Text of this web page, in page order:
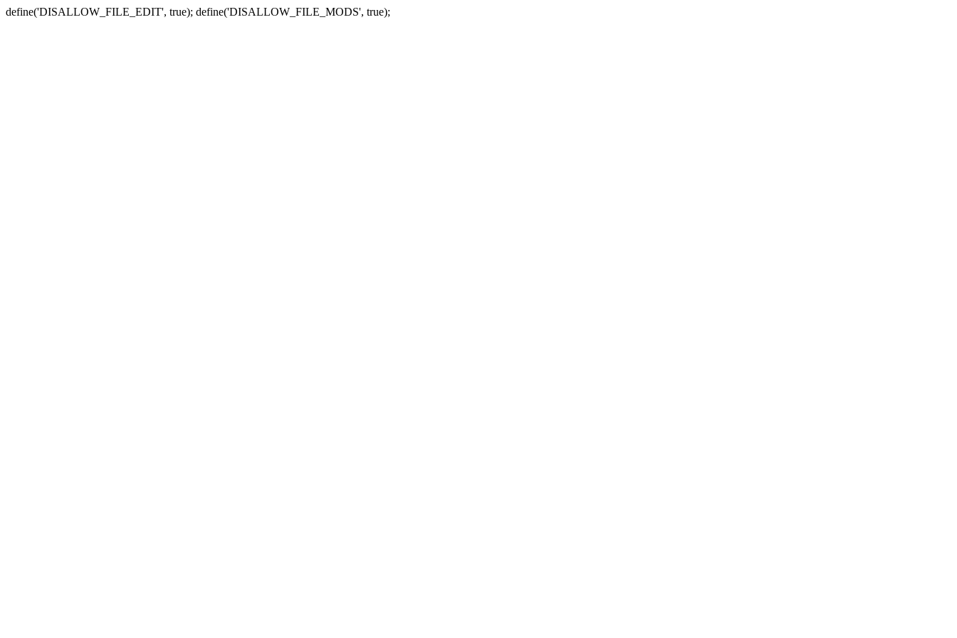
define('DISALLOW_FILE_EDIT', true); define('DISALLOW_FILE_MODS', true);